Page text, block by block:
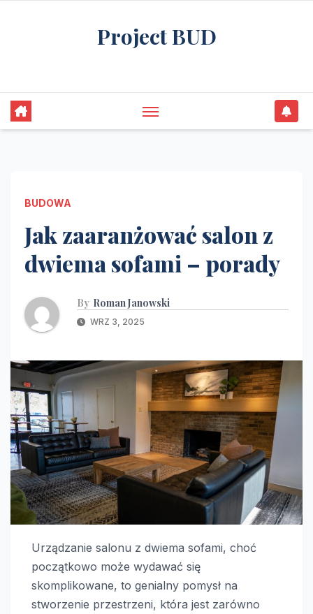
Project BUD
BUDOWA
Jak zaaranżować salon z
dwiema sofami – porady
By Roman Janowski
WRZ 3, 2025
Urządzanie salonu z dwiema sofami, choć
początkowo może wydawać się
skomplikowane, to genialny pomysł na
stworzenie przestrzeni, która jest zarówno